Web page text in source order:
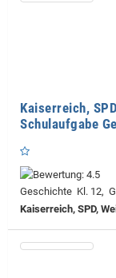
Kaiserreich,
Schulaufgabe
Geschichte Kl. 12,
Kaiserreich, SPD,